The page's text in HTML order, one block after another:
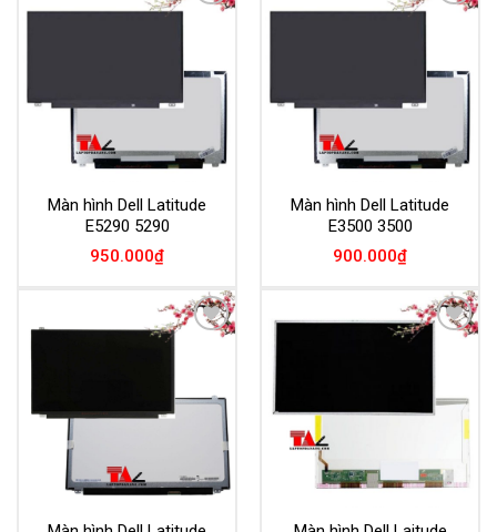
Màn hình Dell Latitude
E5290 5290
950.000₫
Màn hình Dell Latitude
E3500 3500
900.000₫